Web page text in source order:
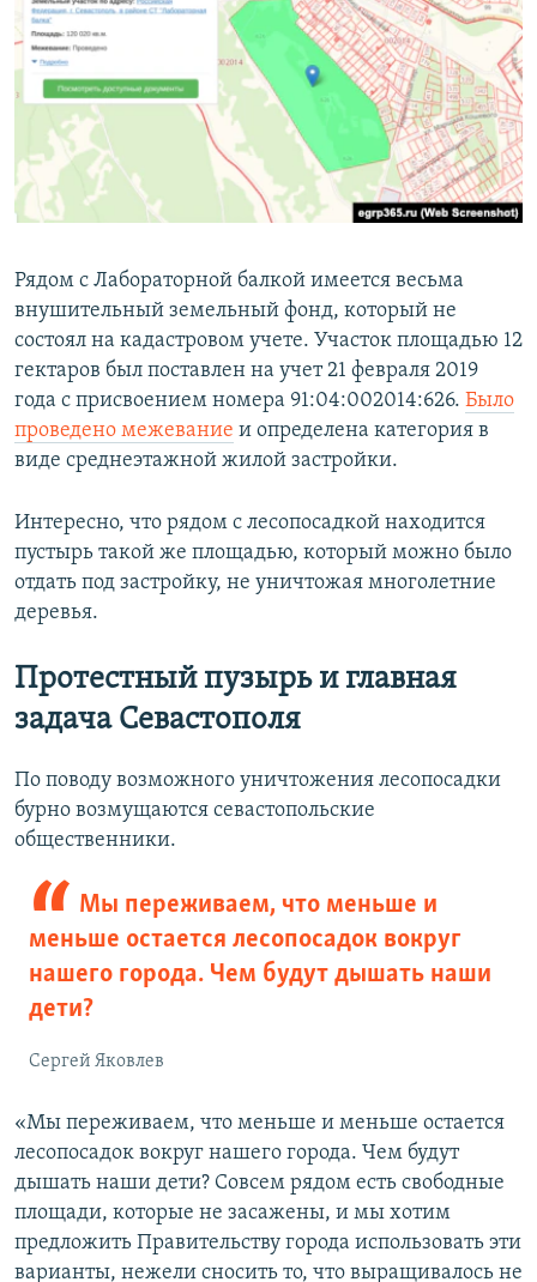
Рядом с Лабораторной балкой имеется весьма
внушительный земельный фонд, который не
состоял на кадастровом учете. Участок площадью 12
гектаров был поставлен на учет 21 февраля 2019
года с присвоением номера 91:04:002014:626. Было
проведено межевание и определена категория в
виде среднеэтажной жилой застройки.
Интересно, что рядом с лесопосадкой находится
пустырь такой же площадью, который можно было
отдать под застройку, не уничтожая многолетние
деревья.
Протестный пузырь и главная
задача Севастополя
По поводу возможного уничтожения лесопосадки
бурно возмущаются севастопольские
общественники.
Мы переживаем, что меньше и
меньше остается лесопосадок вокруг
нашего города. Чем будут дышать наши
дети?
Сергей Яковлев
«Мы переживаем, что меньше и меньше остается
лесопосадок вокруг нашего города. Чем будут
дышать наши дети? Совсем рядом есть свободные
площади, которые не засажены, и мы хотим
предложить Правительству города использовать эти
варианты, нежели сносить то, что выращивалось не